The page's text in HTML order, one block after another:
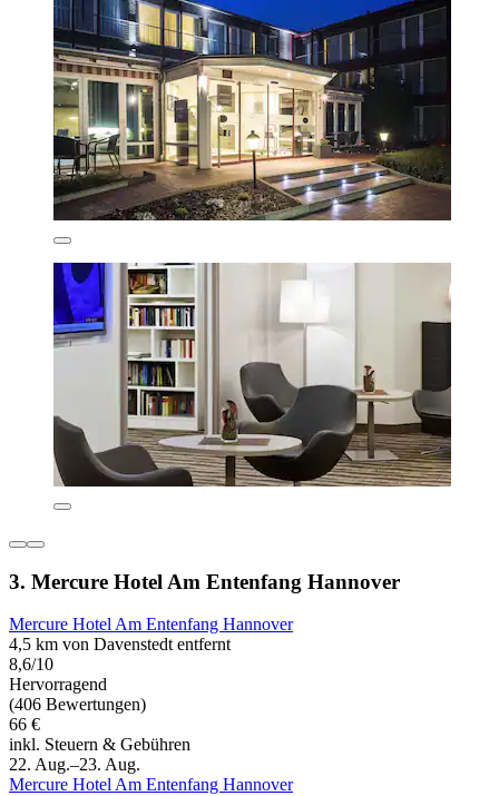
3. Mercure Hotel Am Entenfang Hannover
Mercure Hotel Am Entenfang Hannover
4,5 km von Davenstedt entfernt
8,6/10
Hervorragend
(406 Bewertungen)
66 €
inkl. Steuern & Gebühren
22. Aug.–23. Aug.
Mercure Hotel Am Entenfang Hannover